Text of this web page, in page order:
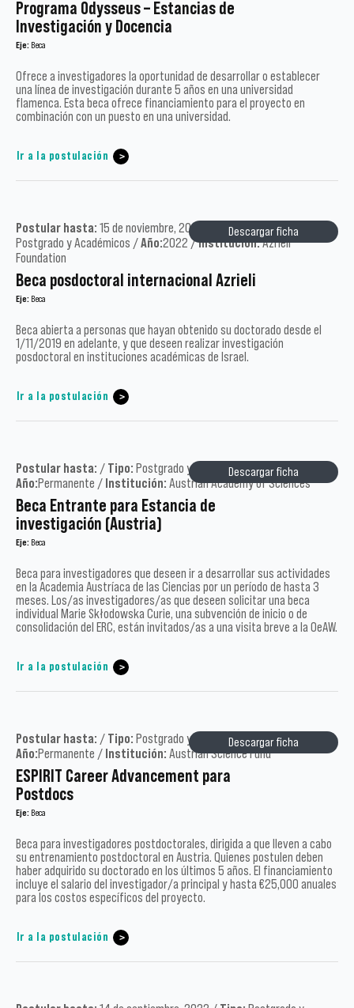
Programa Odysseus – Estancias de
Investigación y Docencia
Eje: Beca
Ofrece a investigadores la oportunidad de desarrollar o establecer
una línea de investigación durante 5 años en una universidad
flamenca. Esta beca ofrece financiamiento para el proyecto en
combinación con un puesto en una universidad.
Ir a la postulación
Descargar ficha
Postular hasta: 15 de noviembre, 2022 / Tipo:Académicos,
Postgrado y Académicos /Año:2022 /Institución:Azrieli
Foundation
Beca posdoctoral internacional Azrieli
Eje: Beca
Beca abierta a personas que hayan obtenido su doctorado desde el
1/11/2019 en adelante, y que deseen realizar investigación
posdoctoral en instituciones académicas de Israel.
Ir a la postulación
Descargar ficha
Postular hasta: / Tipo: Postgrado y Académicos /
Año:Permanente / Institución: Austrian Academy of Sciences
Beca Entrante para Estancia de
investigación (Austria)
Eje: Beca
Beca para investigadores que deseen ir a desarrollar sus actividades
en la Academia Austríaca de las Ciencias por un período de hasta 3
meses. Los/as investigadores/as que deseen solicitar una beca
individual Marie Skłodowska Curie, una subvención de inicio o de
consolidación del ERC, están invitados/as a una visita breve a la OeAW.
Ir a la postulación
Descargar ficha
Postular hasta: / Tipo: Postgrado y Académicos /
Año:Permanente / Institución: Austrian Science Fund
ESPIRIT Career Advancement para
Postdocs
Eje: Beca
Beca para investigadores postdoctorales, dirigida a que lleven a cabo
su entrenamiento postdoctoral en Austria. Quienes postulen deben
haber adquirido su doctorado en los últimos 5 años. El financiamiento
incluye el salario del investigador/a principal y hasta €25,000 anuales
para los costos específicos del proyecto.
Ir a la postulación